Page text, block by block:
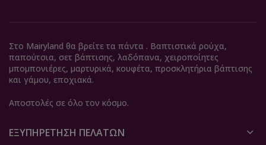
Στο Mairyland θα βρείτε τα πάντα . Βαπτιστικά ρούχα,
παπούτσια, σετ βάπτισης, λαδόπανα, χειροποίητες
μπομπονιέρες, μαρτυρικά, κουφέτα, προσκλητήρια βάπτισης
και γάμου, εποχιακά.
Αποστολές σε όλο τον κόσμο.
ΕΞΥΠΗΡΈΤΗΣΗ ΠΕΛΑΤΏΝ